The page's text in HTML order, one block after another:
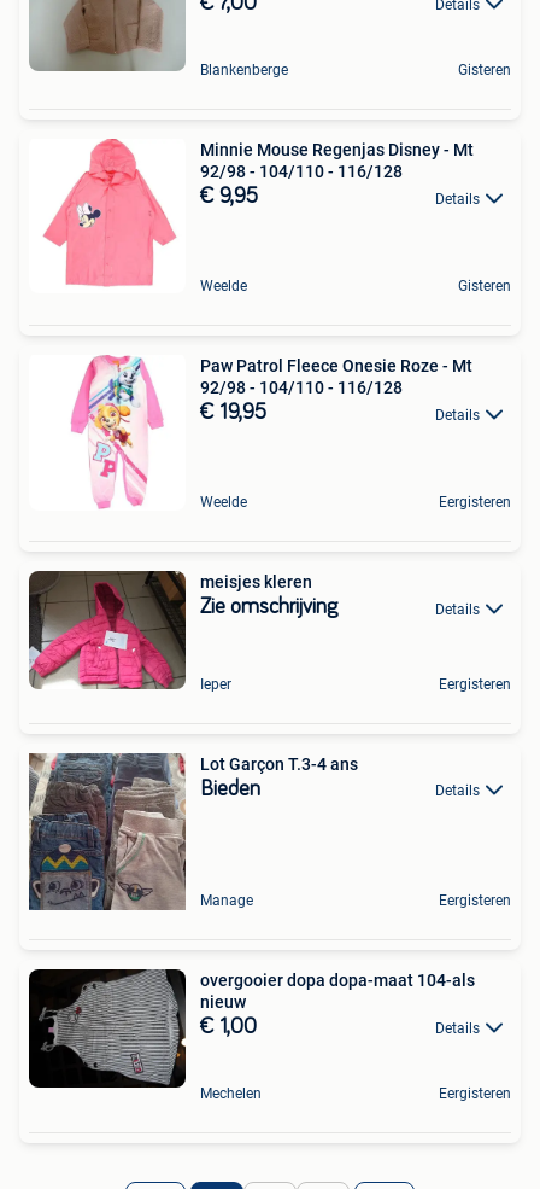
Details
Blankenberge Gisteren
Minnie Mouse Regenjas Disney - Mt
92/98 - 104/110 - 116/128
€ 9,95 Details
Weelde Gisteren
Paw Patrol Fleece Onesie Roze - Mt
92/98 - 104/110 - 116/128
€ 19,95 Details
Weelde Eergisteren
meisjes kleren
Zie omschrijving Details
Ieper Eergisteren
Lot Garçon T.3-4 ans
Bieden Details
Manage Eergisteren
overgooier dopa dopa-maat 104-als
nieuw
€ 1,00 Details
Mechelen Eergisteren